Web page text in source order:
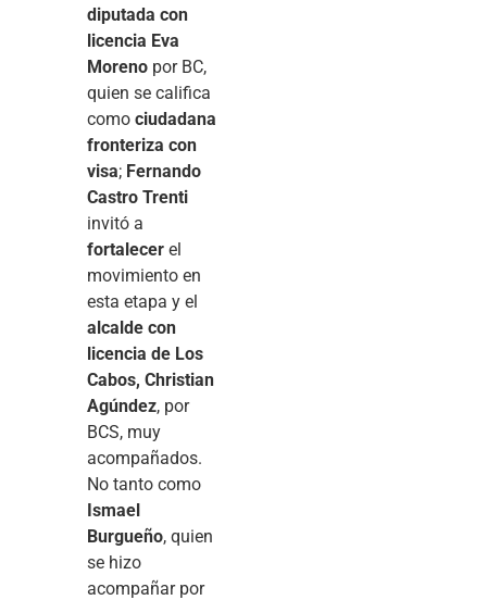
diputada con
licencia Eva
Moreno por BC,
quien se califica
como ciudadana
fronteriza con
visa; Fernando
Castro Trenti
invitó a
fortalecer el
movimiento en
esta etapa y el
alcalde con
licencia de Los
Cabos, Christian
Agúndez, por
BCS, muy
acompañados.
No tanto como
Ismael
Burgueño, quien
se hizo
acompañar por